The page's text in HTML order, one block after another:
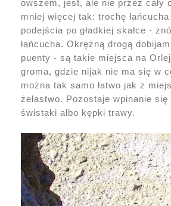
owszem, jest, ale nie przez cały
mniej więcej tak: trochę łańcucha
podejścia po gładkiej skałce -
łańcucha. Okrężną drogą
puenty - są takie miejsca na
groma, gdzie nijak nie ma się w
można tak samo łatwo jak z
żelastwo. Pozostaje wpinanie się
świstaki albo kępki trawy.